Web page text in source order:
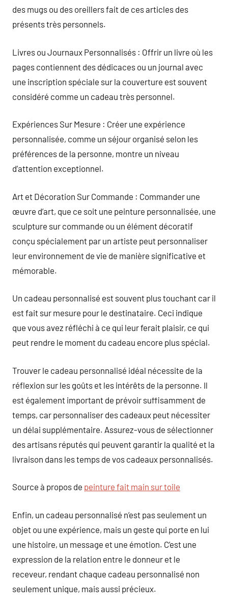
des mugs ou des oreillers fait de ces articles des
présents très personnels.
Livres ou Journaux Personnalisés : Offrir un livre où les
pages contiennent des dédicaces ou un journal avec
une inscription spéciale sur la couverture est souvent
considéré comme un cadeau très personnel.
Expériences Sur Mesure : Créer une expérience
personnalisée, comme un séjour organisé selon les
préférences de la personne, montre un niveau
d’attention exceptionnel.
Art et Décoration Sur Commande : Commander une
œuvre d’art, que ce soit une peinture personnalisée, une
sculpture sur commande ou un élément décoratif
conçu spécialement par un artiste peut personnaliser
leur environnement de vie de manière significative et
mémorable.
Un cadeau personnalisé est souvent plus touchant car il
est fait sur mesure pour le destinataire. Ceci indique
que vous avez réfléchi à ce qui leur ferait plaisir, ce qui
peut rendre le moment du cadeau encore plus spécial.
Trouver le cadeau personnalisé idéal nécessite de la
réflexion sur les goûts et les intérêts de la personne. Il
est également important de prévoir suffisamment de
temps, car personnaliser des cadeaux peut nécessiter
un délai supplémentaire. Assurez-vous de sélectionner
des artisans réputés qui peuvent garantir la qualité et la
livraison dans les temps de vos cadeaux personnalisés.
Source à propos de peinture fait main sur toile
Enfin, un cadeau personnalisé n’est pas seulement un
objet ou une expérience, mais un geste qui porte en lui
une histoire, un message et une émotion. C’est une
expression de la relation entre le donneur et le
receveur, rendant chaque cadeau personnalisé non
seulement unique, mais aussi précieux.